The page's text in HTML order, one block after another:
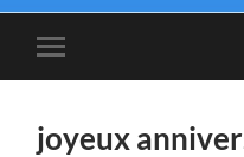
Toggle
mobile
joyeux